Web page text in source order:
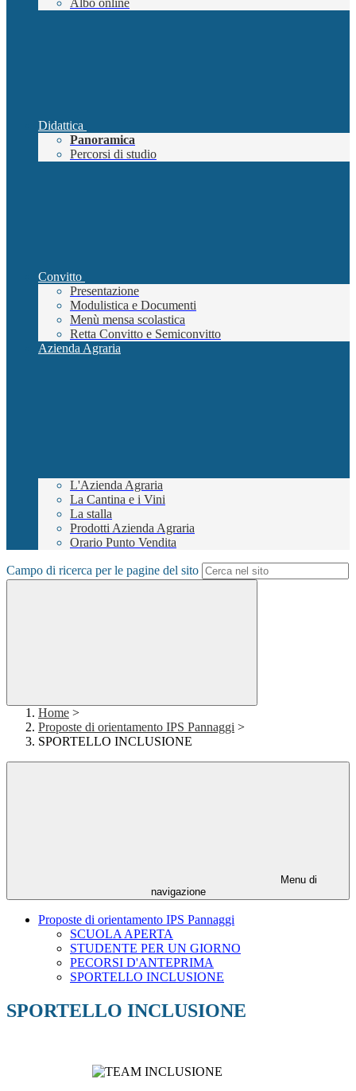
Albo online
Didattica
Panoramica
Percorsi di studio
Convitto
Presentazione
Modulistica e Documenti
Menù mensa scolastica
Retta Convitto e Semiconvitto
Azienda Agraria
L'Azienda Agraria
La Cantina e i Vini
La stalla
Prodotti Azienda Agraria
Orario Punto Vendita
Campo di ricerca per le pagine del sito
Home >
Proposte di orientamento IPS Pannaggi >
SPORTELLO INCLUSIONE
Menu di
navigazione
Proposte di orientamento IPS Pannaggi
SCUOLA APERTA
STUDENTE PER UN GIORNO
PECORSI D'ANTEPRIMA
SPORTELLO INCLUSIONE
SPORTELLO INCLUSIONE